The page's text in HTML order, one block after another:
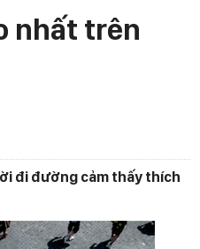
nhất trên
đi đường cảm thấy thích